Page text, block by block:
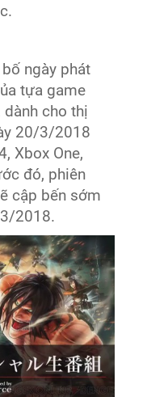
ngày phát
tựa game
cho thị
20/3/2018
Xbox One,
đó, phiên
cập bến sớm
2018.